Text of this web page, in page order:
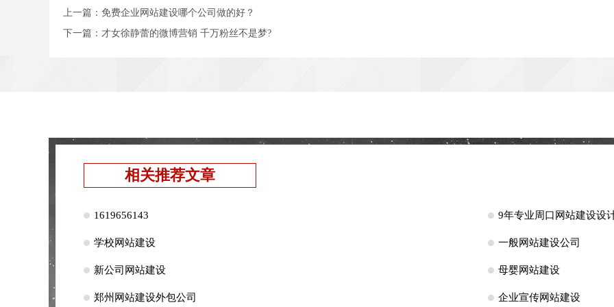
上一篇： 免费企业网站建设哪个公司做的好？
下一篇： 才女徐静蕾的微博营销 千万粉丝不是梦?
相关推荐文章
1619656143 9年专业周口网站建设设
学校网站建设 一般网站建设公司
新公司网站建设 母婴网站建设
郑州网站建设外包公司 企业宣传网站建设